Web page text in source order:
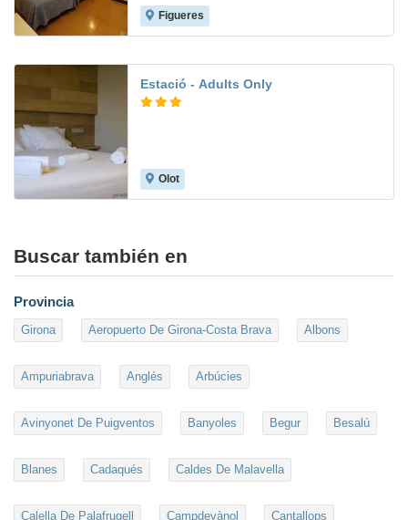
Figueres
Estació - Adults Only
Olot
Buscar también en
Provincia
Girona Aeropuerto De Girona-Costa Brava Albons
Ampuriabrava Anglés Arbúcies
Avinyonet De Puigventos Banyoles Begur Besalú
Blanes Cadaqués Caldes De Malavella
Calella De Palafrugell Campdevànol Cantallops